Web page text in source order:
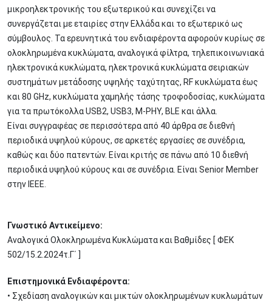
μικροηλεκτρονικής του εξωτερικού και συνεχίζει να
συνεργάζεται με εταιρίες στην Ελλάδα και το εξωτερικό ως
σύμβουλος. Τα ερευνητικά του ενδιαφέροντα αφορούν κυρίως σε
ολοκληρωμένα κυκλώματα, αναλογικά φίλτρα, τηλεπικοινωνιακά
ηλεκτρονικά κυκλώματα, ηλεκτρονικά κυκλώματα σειριακών
συστημάτων μετάδοσης υψηλής ταχύτητας, RF κυκλώματα έως
και 80 GHz, κυκλώματα χαμηλής τάσης τροφοδοσίας, κυκλώματα
για τα πρωτόκολλα USB2, USB3, M-PHY, BLE και άλλα.
Είναι συγγραφέας σε περισσότερα από 40 άρθρα σε διεθνή
περιοδικά υψηλού κύρους, σε αρκετές εργασίες σε συνέδρια,
καθώς και δύο πατεντών. Είναι κριτής σε πάνω από 10 διεθνή
περιοδικά υψηλού κύρους και σε συνέδρια. Είναι Senior Member
στην ΙΕΕΕ.
Γνωστικό Αντικείμενο:
Αναλογικά Ολοκληρωμένα Κυκλώματα και Βαθμίδες [ ΦΕΚ
502/15.2.2024τ.Γ΄ ]
Επιστημονικά Ενδιαφέροντα:
• Σχεδίαση αναλογικών και μικτών ολοκληρωμένων κυκλωμάτων